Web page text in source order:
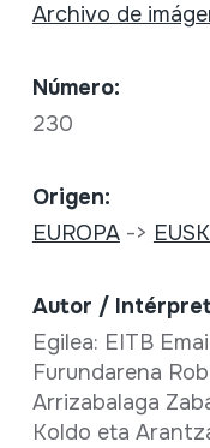
Archivo de
Número:
230
Origen:
EUROPA->
Autor /
Egilea: EITB
Furundarena
Arrizabalaga
Koldo eta